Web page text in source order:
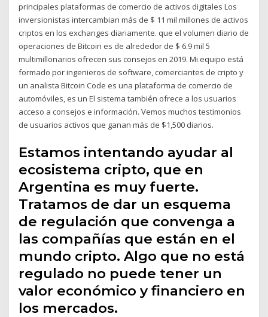
principales plataformas de comercio de activos digitales Los
inversionistas intercambian más de $ 11 mil millones de activos
criptos en los exchanges diariamente. que el volumen diario de
operaciones de Bitcoin es de alrededor de $ 6.9 mil 5
multimillonarios ofrecen sus consejos en 2019. Mi equipo está
formado por ingenieros de software, comerciantes de cripto y
un analista Bitcoin Code es una plataforma de comercio de
automóviles, es un El sistema también ofrece a los usuarios
acceso a consejos e información. Vemos muchos testimonios
de usuarios activos que ganan más de $1,500 diarios.
Estamos intentando ayudar al
ecosistema cripto, que en
Argentina es muy fuerte.
Tratamos de dar un esquema
de regulación que convenga a
las compañías que están en el
mundo cripto. Algo que no está
regulado no puede tener un
valor económico y financiero en
los mercados.